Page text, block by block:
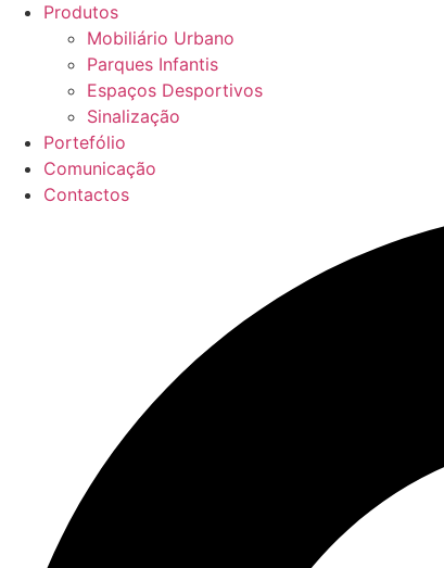
Produtos
Mobiliário Urbano
Parques Infantis
Espaços Desportivos
Sinalização
Portefólio
Comunicação
Contactos